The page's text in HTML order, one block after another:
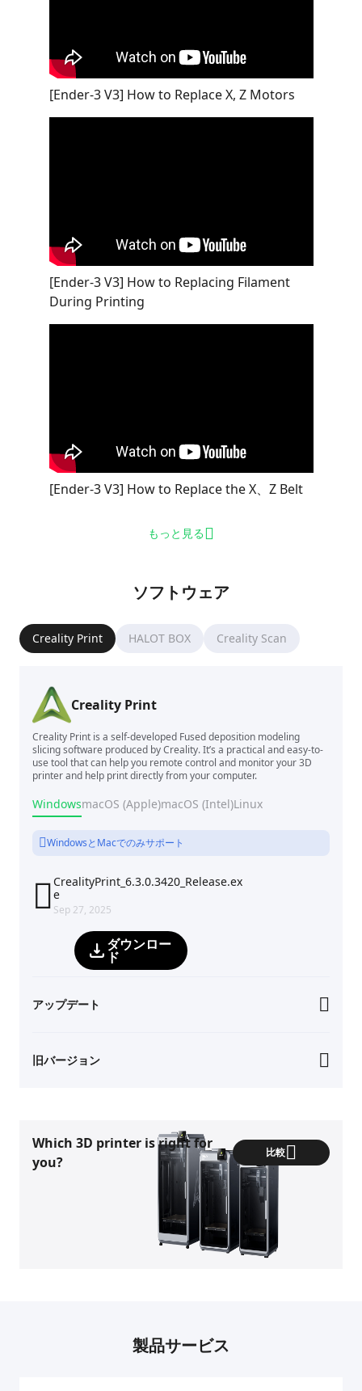
[Ender-3 V3] How to Replace X, Z Motors
[Ender-3 V3] How to Replacing Filament
During Printing
[Ender-3 V3] How to Replace the X、Z Belt
もっと見る
ソフトウェア
Creality Print HALOT BOX Creality Scan
Creality Print
Creality Print is a self-developed Fused deposition modeling
slicing software produced by Creality. It’s a practical and easy-to-
use tool that can help you remote control and monitor your 3D
printer and help print directly from your computer.
WindowsmacOS (Apple)macOS (Intel)Linux
WindowsとMacでのみサポート
 CrealityPrint_6.3.0.3420_Release.ex
e
Sep 27, 2025
ダウンロー
ド
アップデート
旧バージョン
Which 3D printer is right for
you?
比較
製品サービス